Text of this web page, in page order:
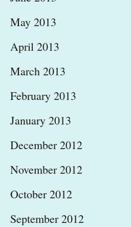
May 2013
April 2013
March 2013
February 2013
January 2013
December 2012
November 2012
October 2012
September 2012